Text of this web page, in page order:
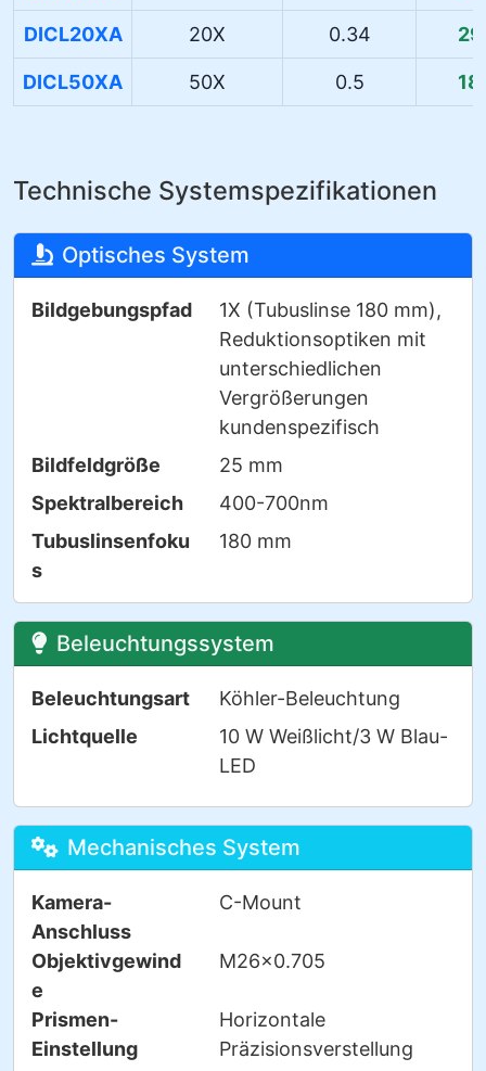
DICL20XA 20X 0.34
DICL50XA 50X 0.5
Technische Systemspezifikationen
Optisches System
Bildgebungspfad
1X (Tubuslinse 180 mm),
Reduktionsoptiken mit
unterschiedlichen
Vergrößerungen
kundenspezifisch
Bildfeldgröße
25 mm
Spektralbereich
400-700nm
Tubuslinsenfoku
s
180 mm
Beleuchtungssystem
Beleuchtungsart
Köhler-Beleuchtung
Lichtquelle
10 W Weißlicht/3 W Blau-
LED
Mechanisches System
Kamera-
Anschluss
C-Mount
Objektivgewind
e
M26×0.705
Prismen-
Einstellung
Horizontale
Präzisionsverstellung